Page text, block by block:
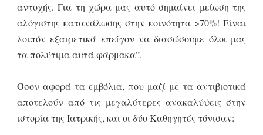
αντοχής. Για τη χώρα μας αυτό σημαίνει μείωση της
αλόγιστης κατανάλωσης στην κοινότητα >70%! Είναι
λοιπόν εξαιρετικά επείγον να διασώσουμε όλοι μας
τα πολύτιμα αυτά φάρμακα”.
Όσον αφορά τα εμβόλια, που μαζί με τα αντιβιοτικά
αποτελούν από τις μεγαλύτερες ανακαλύψεις στην
ιστορία της Ιατρικής, και οι δύο Καθηγητές τόνισαν: